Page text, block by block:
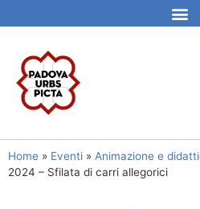
Home » Eventi » Animazione e
2024 – Sfilata di carri allegorici